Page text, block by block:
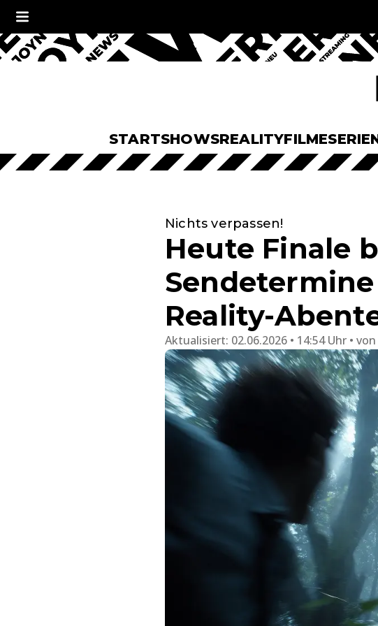
STARTSHOWSREALITYFILME
Nichts verpassen!
Heute Finale
Reality-
Aktualisiert: 02.06.2026 • 14:54 Uhr von